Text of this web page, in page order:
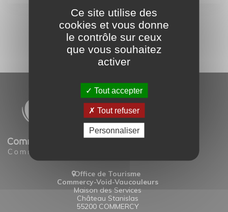
Office de Tourisme
Commercy-Void-Vaucouleurs
Maison des Services
Château Stanislas
55200 COMMERCY
Ce site utilise des
cookies et vous donne
le contrôle sur ceux
que vous souhaitez
activer
Tout accepter
Tout refuser
Personnaliser